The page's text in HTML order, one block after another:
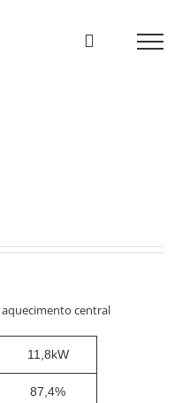
11,8kW
87,4%
aquecimento central